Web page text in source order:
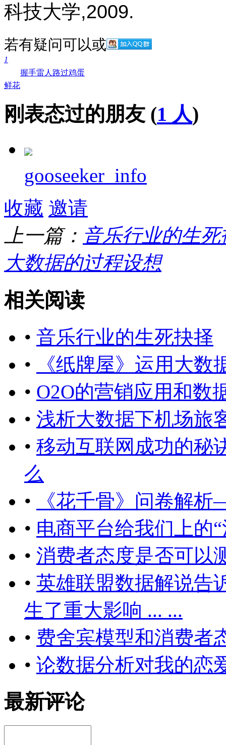
科技大学,2009.
若有疑问可以或
1
鲜花
握手雷人 路过鸡蛋
刚表态过的朋友 (1 人)
gooseeker_info
收藏 邀请
上一篇： 音乐行业的生死
大数据的过程设想
相关阅读
• 音乐行业的生死抉择
•
《纸牌屋》运用大数
• O2O的营销应用和数
• 浅析大数据下机场旅
• 移动互联网成功的秘
么
•
《花千骨》问卷解
• 电商平台给我们上的
• 消费者态度是否可以
• 英雄联盟数据解说
生了重大影响 ... ...
• 费舍宾模型和消费者
• 论数据分析对我的恋
最新评论